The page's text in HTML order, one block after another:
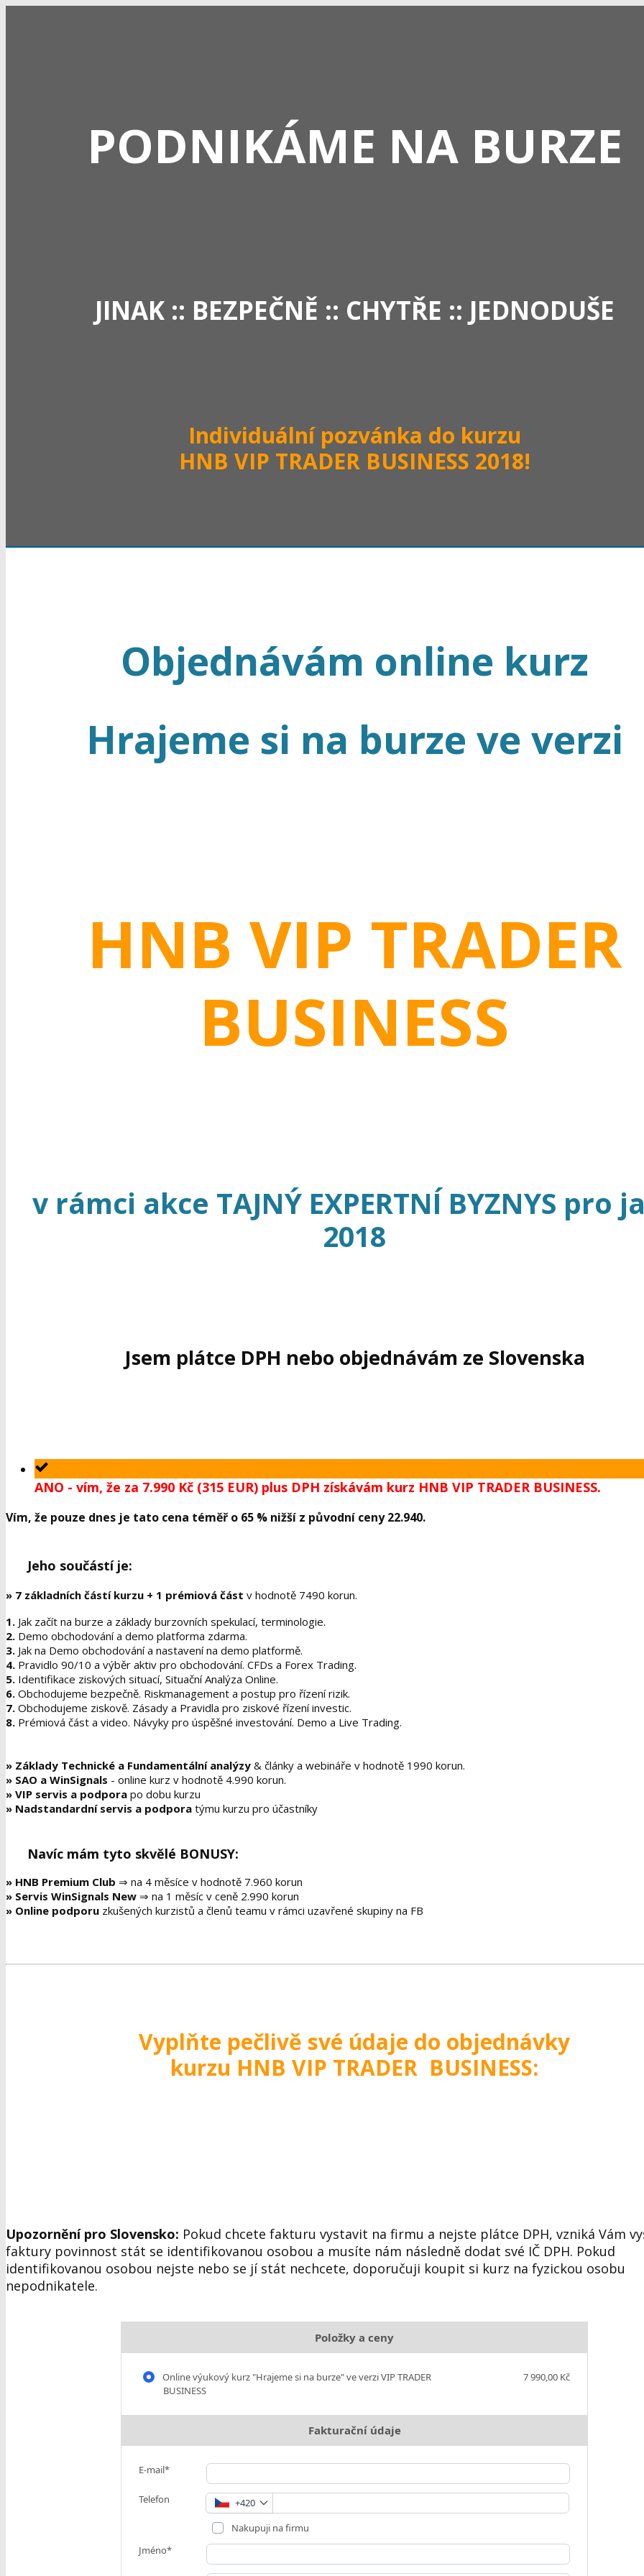
PODNIKÁME NA BURZE
JINAK :: BEZPEČNĚ :: CHYTŘE :: JEDNODUŠE
Individuální pozvánka do kurzu
HNB VIP TRADER BUSINESS 2018!
Objednávám online kurz
Hrajeme si na burze ve verzi
HNB VIP TRADER
BUSINESS
v rámci akce TAJNÝ EXPERTNÍ BYZNYS pro
2018
Jsem plátce DPH nebo objednávám ze Slovenska
ANO - vím, že za 7.990 Kč (315 EUR) plus DPH získávám kurz HNB VIP TRADER BUSINESS.
Vím, že pouze dnes je tato cena téměř o 65 % nižší z původní ceny 22.940.
Jeho součástí je:
» 7 základních částí kurzu + 1 prémiová část v hodnotě 7490 korun.
1. Jak začít na burze a základy burzovních spekulací, terminologie.
2. Demo obchodování a demo platforma zdarma.
3. Jak na Demo obchodování a nastavení na demo platformě.
4. Pravidlo 90/10 a výběr aktiv pro obchodování. CFDs a Forex Trading.
5. Identifikace ziskových situací, Situační Analýza Online.
6. Obchodujeme bezpečně. Riskmanagement a postup pro řízení rizik.
7. Obchodujeme ziskově. Zásady a Pravidla pro ziskové řízení investic.
8. Prémiová část a video. Návyky pro úspěšné investování. Demo a Live Trading.
» Základy Technické a Fundamentální analýzy & články a webináře v hodnotě 1990 korun.
» SAO a WinSignals - online kurz v hodnotě 4.990 korun.
» VIP servis a podpora po dobu kurzu
» Nadstandardní servis a podpora týmu kurzu pro účastníky
Navíc mám tyto skvělé BONUSY:
» HNB Premium Club ⇒ na 4 měsíce v hodnotě 7.960 korun
» Servis WinSignals New ⇒ na 1 měsíc v ceně 2.990 korun
» Online podporu zkušených kurzistů a členů teamu v rámci uzavřené skupiny na FB
Vyplňte pečlivě své údaje do objednávky
kurzu HNB VIP TRADER BUSINESS:
Upozornění pro Slovensko: Pokud chcete fakturu vystavit na firmu a nejste plátce DPH, vzniká Vám
faktury povinnost stát se identifikovanou osobou a musíte nám následně dodat své IČ DPH. Pokud
identifikovanou osobou nejste nebo se jí stát nechcete, doporučuji koupit si kurz na fyzickou osobu
nepodnikatele.
Položky a ceny
Online výukový kurz "Hrajeme si na burze" ve verzi VIP TRADER
BUSINESS
7 990,00 Kč
Fakturační údaje
E-mail*
Telefon
+420
Nakupuji na firmu
Jméno*